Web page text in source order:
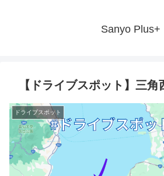
Sanyo Plus+
【ドライブスポット】三角
ドライブスポット